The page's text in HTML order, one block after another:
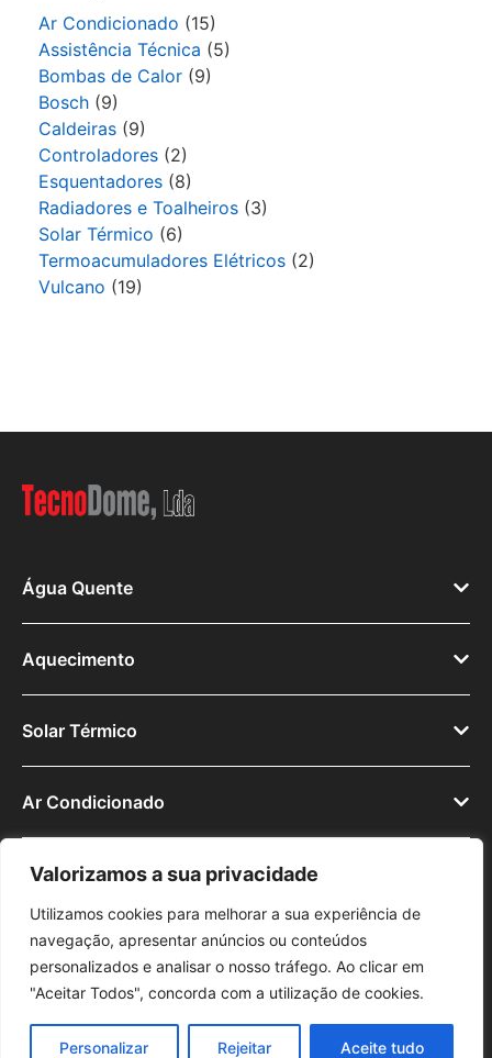
Valorizamos a sua privacidade
Utilizamos cookies para melhorar a sua experiência de
navegação, apresentar anúncios ou conteúdos
personalizados e analisar o nosso tráfego. Ao clicar em
"Aceitar Todos", concorda com a utilização de cookies.
Personalizar Rejeitar Aceite tudo
Ar Condicionado (15)
Assistência Técnica (5)
Bombas de Calor (9)
Bosch (9)
Caldeiras (9)
Controladores (2)
Esquentadores (8)
Radiadores e Toalheiros (3)
Solar Térmico (6)
Termoacumuladores Elétricos (2)
Vulcano (19)
Água Quente
Aquecimento
Solar Térmico
Ar Condicionado
© 2025
Tecnodome
Lda.
Política de PrivacidadeAvisos LegaisR.A.L.
Livro de Reclamações Online